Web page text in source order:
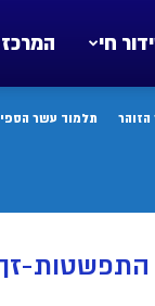
המרכז חי
תלמוד עשר
התפשטות-